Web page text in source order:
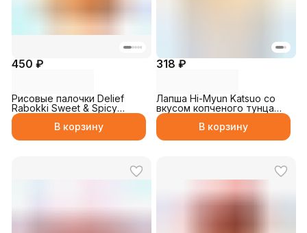
450 ₽
Рисовые палочки Delief
Rabokki Sweet & Spicy
Flavor 165гр
В корзину
318 ₽
Лапша Hi-Myun Katsuo со
вкусом копченого тунца
230гр
В корзину